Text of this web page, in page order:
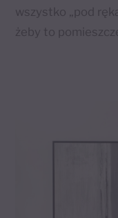
wszystko „pod
żeby to